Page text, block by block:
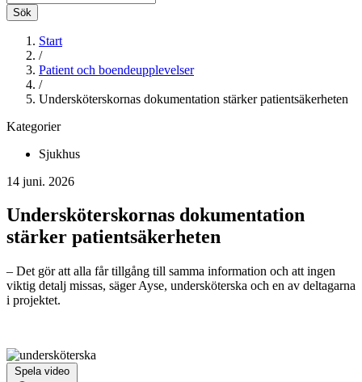
Sök
Start
/
Patient och boendeupplevelser
/
Undersköterskornas dokumentation stärker patientsäkerheten
Kategorier
Sjukhus
14 juni. 2026
Undersköterskornas dokumentation
stärker patientsäkerheten
– Det gör att alla får tillgång till samma information och att ingen
viktig detalj missas, säger Ayse, undersköterska och en av deltagarna
i projektet.
Spela video